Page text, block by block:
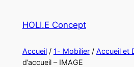
HOLI.E Concept
Accueil/ 1- Mobilier/ Accueil et
d’accueil – IMAGE